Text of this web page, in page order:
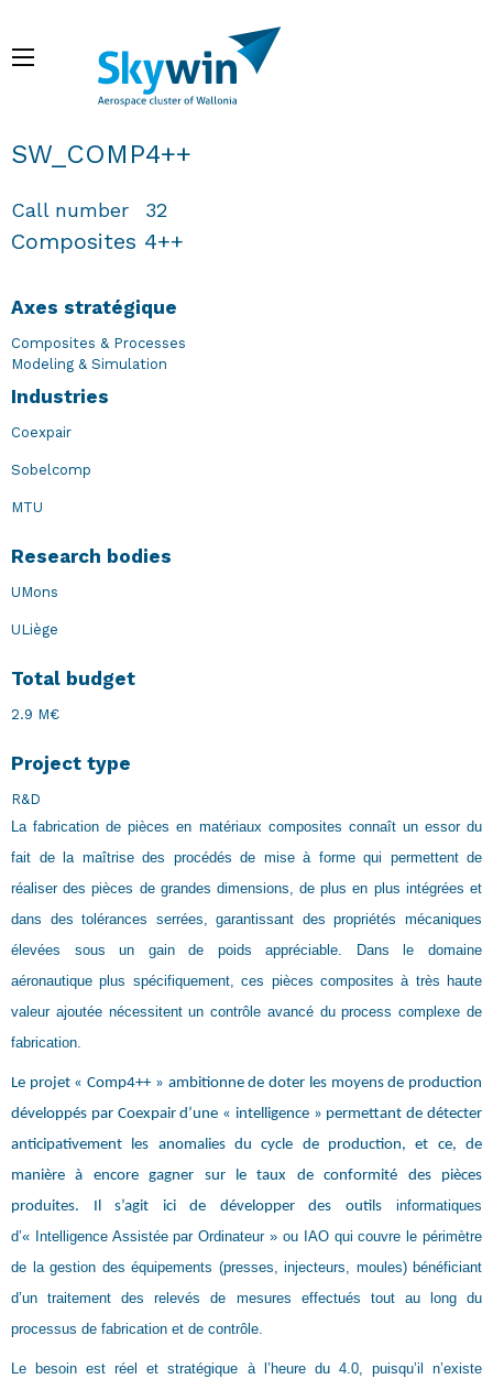
contenu
Fil d'Ariane
SW_COMP4++
Call number 32
Composites 4++
Axes stratégique
Composites & Processes
Modeling & Simulation
Industries
Coexpair
Sobelcomp
MTU
Research bodies
UMons
ULiège
Total budget
2.9 M€
Project type
R&D
La fabrication de pièces en matériaux composites connaît un essor du
fait de la maîtrise des procédés de mise à forme qui permettent de
réaliser des pièces de grandes dimensions, de plus en plus intégrées et
dans des tolérances serrées, garantissant des propriétés mécaniques
élevées sous un gain de poids appréciable. Dans le domaine
aéronautique plus spécifiquement, ces pièces composites à très haute
valeur ajoutée nécessitent un contrôle avancé du process complexe de
fabrication.
Le projet « Comp4++ » ambitionne de doter les moyens de production
développés par Coexpair d’une « intelligence » permettant de détecter
anticipativement les anomalies du cycle de production, et ce, de
manière à encore gagner sur le taux de conformité des pièces
produites. Il s’agit ici de développer des outilsinformatiques
d’« Intelligence Assistée par Ordinateur » ou IAO qui couvre le périmètre
de la gestion des équipements (presses, injecteurs, moules) bénéficiant
d’un traitement des relevés de mesures effectués tout au long du
processus de fabrication et de contrôle.
Le besoin est réel et stratégique à l’heure du 4.0, puisqu’il n’existe